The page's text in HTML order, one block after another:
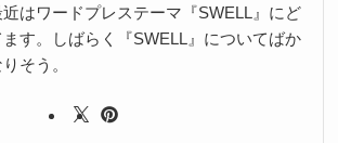
はワードプレステーマ『SWELL』にど
す。しばらく『SWELL』についてばか
そう。